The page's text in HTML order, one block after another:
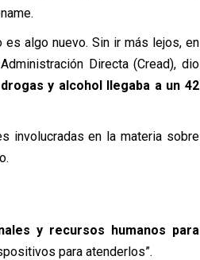
algo nuevo. Sin ir más lejos, en
Directa (Cread), dio
y alcohol llegaba a un 42
involucradas en la materia sobre
y recursos humanos para
para atenderlos”.